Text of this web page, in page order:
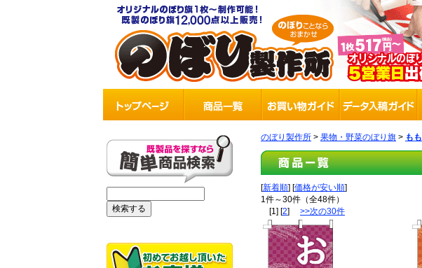
のぼり製作所 > 果物・野菜のぼり旗 > もも
[新着順] [価格が安い順]
1件～30件（全48件）
[1] [2] >>次の30件